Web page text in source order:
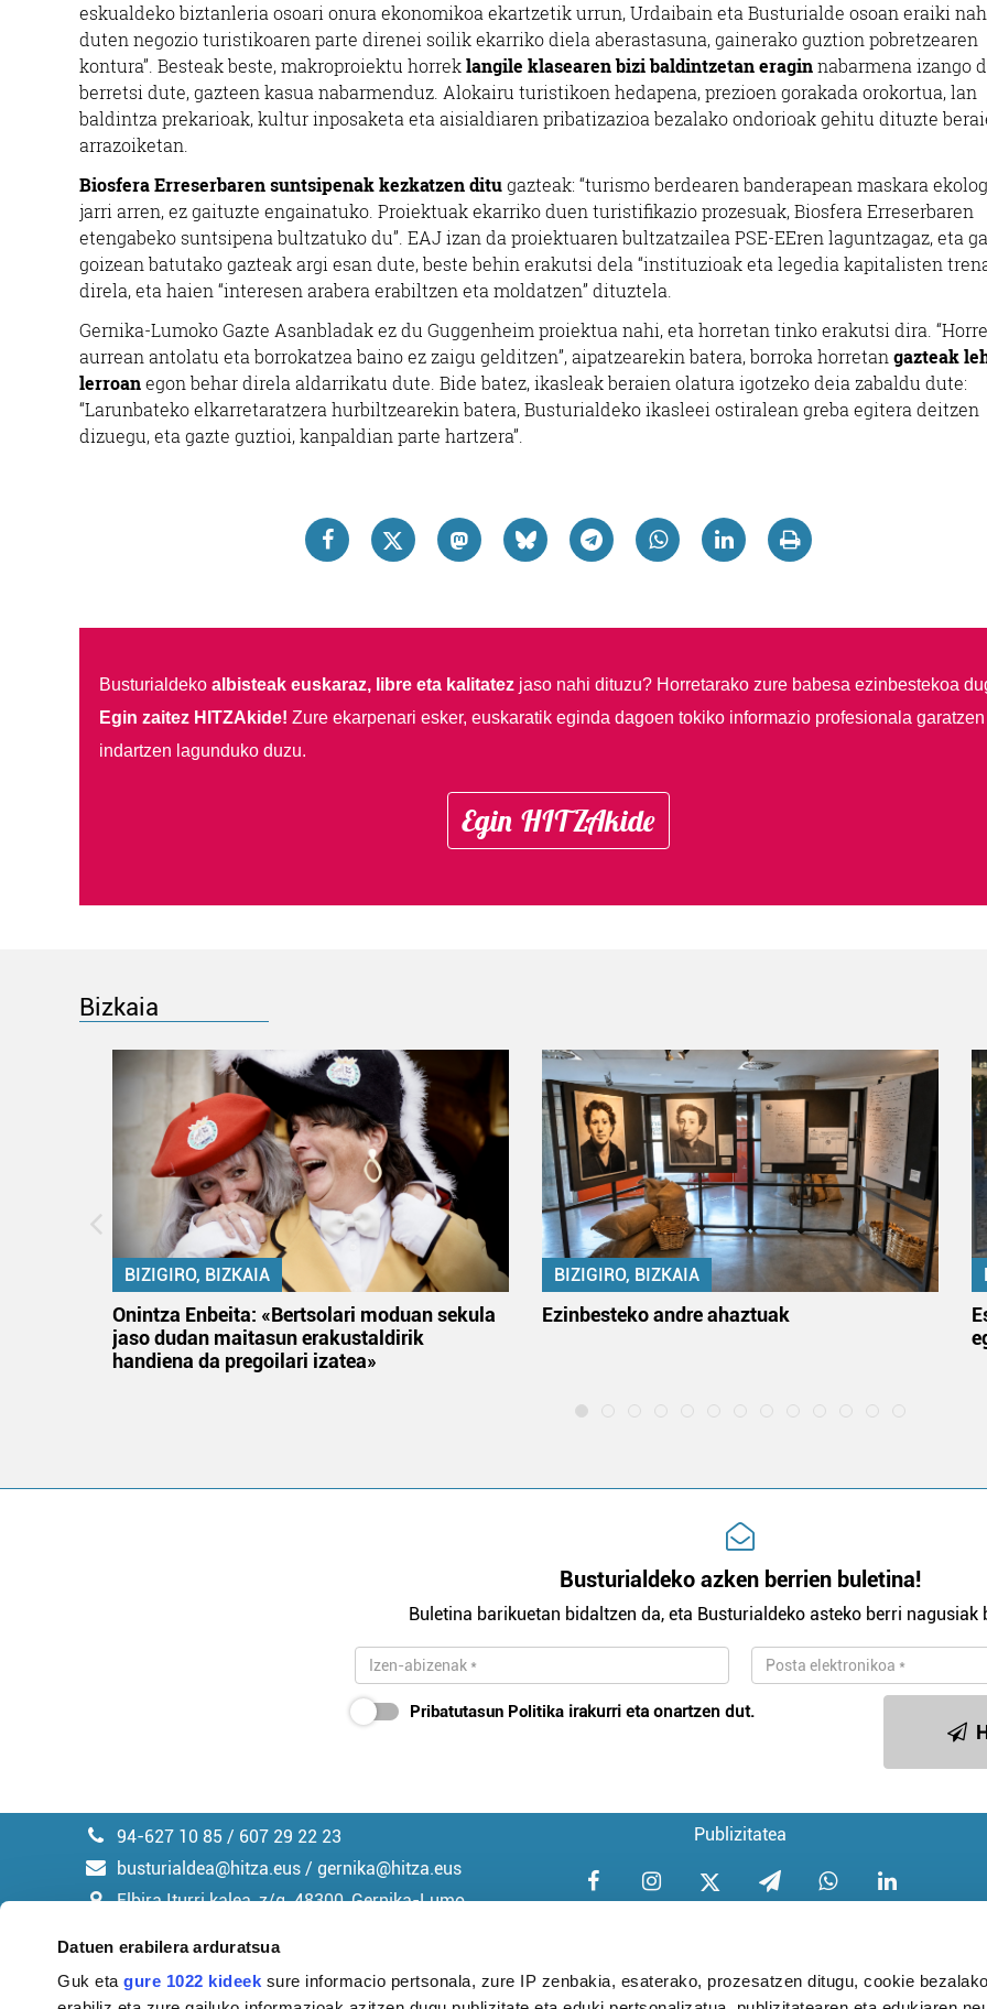
Datuen erabilera arduratsua
Guk etagure 1022 kideek sure informacio pertsonala, zure IP zenbakia, esaterako, prozesatzen ditugu, cookie
eskualdeko biztanleria osoari onura ekonomikoa ekartzetik urrun, Urdaibain eta Busturialde osoan eraiki
duten negozio turistikoaren parte direnei soilik ekarriko diela aberastasuna, gainerako guztion pobretzearen
kontura”. Besteak beste, makroproiektu horreklangile klasearen bizi baldintzetan eraginnabarmena izango
berretsi dute, gazteen kasua nabarmenduz. Alokairu turistikoen hedapena, prezioen gorakada orokortua, lan
baldintza prekarioak, kultur inposaketa eta aisialdiaren pribatizazioa bezalako ondorioak gehitu dituzte
arrazoiketan.
Biosfera Erreserbaren suntsipenak kezkatzen ditugazteak: “turismo berdearen banderapean maskara
jarri arren, ez gaituzte engainatuko. Proiektuak ekarriko duen turistifikazio prozesuak, Biosfera Erreserbaren
etengabeko suntsipena bultzatuko du”. EAJ izan da proiektuaren bultzatzailea PSE-EEren laguntzagaz, eta
goizean batutako gazteak argi esan dute, beste behin erakutsi dela “instituzioak eta legedia kapitalisten
direla, eta haien “interesen arabera erabiltzen eta moldatzen” dituztela.
Gernika-Lumoko Gazte Asanbladak ez du Guggenheim proiektua nahi, eta horretan tinko erakutsi dira.
aurrean antolatu eta borrokatzea baino ez zaigu gelditzen”, aipatzearekin batera, borroka horretan gazteak
lerroanegon behar direla aldarrikatu dute. Bide batez, ikasleak beraien olatura igotzeko deia zabaldu dute:
“Larunbateko elkarretaratzera hurbiltzearekin batera, Busturialdeko ikasleei ostiralean greba egitera deitzen
dizuegu, eta gazte guztioi, kanpaldian parte hartzera”.
Busturialdeko albisteak euskaraz, libre eta kalitatezjaso nahi dituzu? Horretarako zure babesa ezinbestekoa
Egin zaitez HITZAkide! Zure ekarpenari esker, euskaratik eginda dagoen tokiko informazio profesionala garatzen
indartzen lagunduko duzu.
Egin HITZAkide
Bizkaia
BIZIGIRO, BIZKAIA
Onintza Enbeita: «Bertsolari moduan sekula
jaso dudan maitasun erakustaldirik
handiena da pregoilari izatea»
BIZIGIRO, BIZKAIA
Ezinbesteko andre ahaztuak
Busturialdeko azken berrien buletina!
Buletina barikuetan bidaltzen da, eta Busturialdeko asteko berri nagusiak
Pribatutasun Politika irakurri eta onartzen dut.
94-627 10 85 / 607 29 22 23
busturialdea@hitza.eus / gernika@hitza.eus
Elbira Iturri kalea, z/g. 48300, Gernika-Lumo
Publizitatea